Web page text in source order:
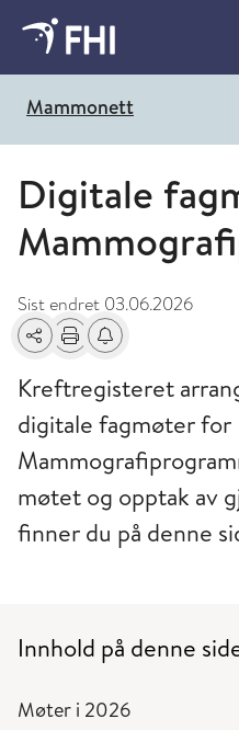
Mammonett
Digitale
Sist endret 03.06.2026
Del Skriv utFå varsel om
Kreftregisteret
digitale fagmøter for
møtet og opptak av
finner du på denne
Innhold på denne
Møter i 2026